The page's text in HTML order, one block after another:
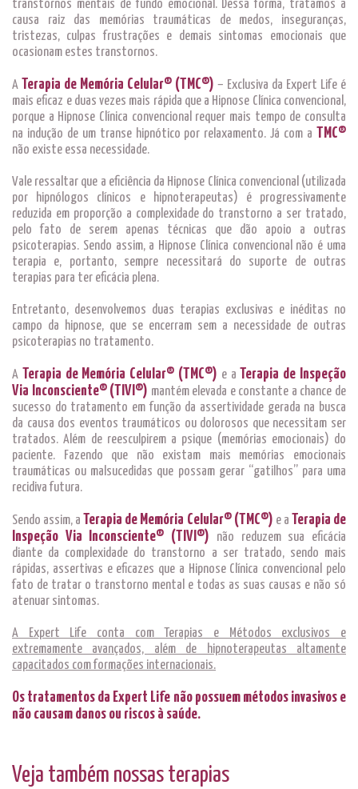
transtornos mentais de fundo emocional. Dessa forma, tratamos a
causa raiz das memórias traumáticas de medos, inseguranças,
tristezas, culpas frustrações e demais sintomas emocionais que
ocasionam estes transtornos.
A Terapia de Memória Celular® (TMC®) – Exclusiva da Expert Life é
mais eficaz e duas vezes mais rápida que a Hipnose Clínica convencional,
porque a Hipnose Clínica convencional requer mais tempo de consulta
na indução de um transe hipnótico por relaxamento. Já com a TMC®
não existe essa necessidade.
Vale ressaltar que a eficiência da Hipnose Clínica convencional (utilizada
por hipnólogos clínicos e hipnoterapeutas) é progressivamente
reduzida em proporção a complexidade do transtorno a ser tratado,
pelo fato de serem apenas técnicas que dão apoio a outras
psicoterapias. Sendo assim, a Hipnose Clínica convencional não é uma
terapia e, portanto, sempre necessitará do suporte de outras
terapias para ter eficácia plena.
Entretanto, desenvolvemos duas terapias exclusivas e inéditas no
campo da hipnose, que se encerram sem a necessidade de outras
psicoterapias no tratamento.
A Terapia de Memória Celular® (TMC®) e a Terapia de Inspeção
Via Inconsciente® (TIVI®) mantém elevada e constante a chance de
sucesso do tratamento em função da assertividade gerada na busca
da causa dos eventos traumáticos ou dolorosos que necessitam ser
tratados. Além de reesculpirem a psique (memórias emocionais) do
paciente. Fazendo que não existam mais memórias emocionais
traumáticas ou malsucedidas que possam gerar “gatilhos” para uma
recidiva futura.
Sendo assim, a Terapia de Memória Celular® (TMC®) e a Terapia de
Inspeção Via Inconsciente® (TIVI®) não reduzem sua eficácia
diante da complexidade do transtorno a ser tratado, sendo mais
rápidas, assertivas e eficazes que a Hipnose Clínica convencional pelo
fato de tratar o transtorno mental e todas as suas causas e não só
atenuar sintomas.
A Expert Life conta com Terapias e Métodos exclusivos e
extremamente avançados, além de hipnoterapeutas altamente
capacitados com formações internacionais.
Os tratamentos da Expert Life não possuem métodos invasivos e
não causam danos ou riscos à saúde.
Veja também nossas terapias